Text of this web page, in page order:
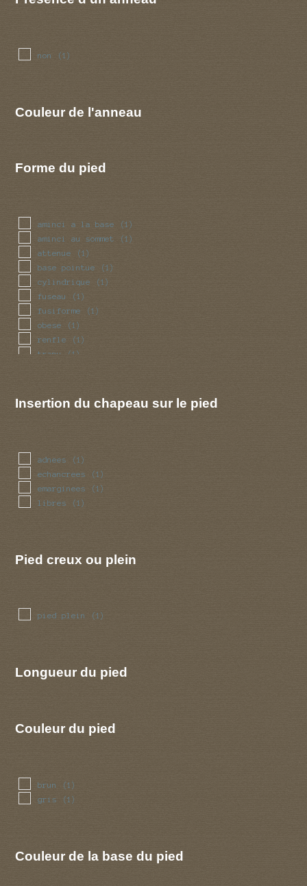
non (1)
Couleur de l'anneau
Forme du pied
aminci a la base (1)
aminci au sommet (1)
attenue (1)
base pointue (1)
cylindrique (1)
fuseau (1)
fusiforme (1)
obese (1)
renfle (1)
trapu (1)
Insertion du chapeau sur le pied
adnees (1)
echancrees (1)
emarginees (1)
libres (1)
Pied creux ou plein
pied plein (1)
Longueur du pied
Couleur du pied
brun (1)
gris (1)
Couleur de la base du pied